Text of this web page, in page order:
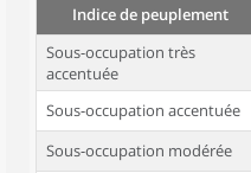
Indice de peuplement
Sous-occupation très
accentuée
Sous-occupation accentuée
Sous-occupation modérée